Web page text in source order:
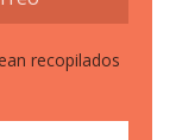
recopilados